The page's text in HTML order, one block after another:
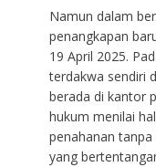
Namun dalam
penangkapan
19 April 2025.
terdakwa sendiri
berada di kantor
hukum menilai
penahanan
yang